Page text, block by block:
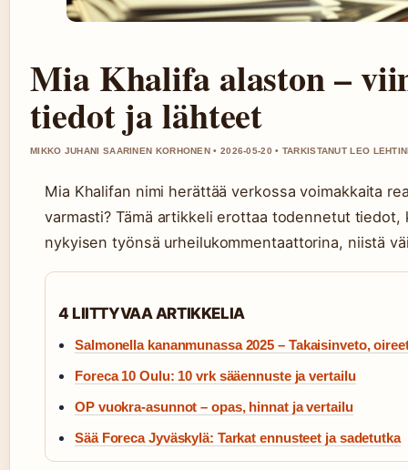
Mia Khalifa alaston –
tiedot ja lähteet
MIKKO JUHANI SAARINEN KORHONEN • 2026-05-20 • TARKISTANUT LEO
Mia Khalifan nimi herättää verkossa voimakkaita
varmasti? Tämä artikkeli erottaa todennetut
nykyisen työnsä urheilukommentaattorina, niistä
4 LIITTYVAA ARTIKKELIA
Salmonella kananmunassa 2025 – Takaisinveto,
Foreca 10 Oulu: 10 vrk sääennuste ja vertailu
OP vuokra-asunnot – opas, hinnat ja vertailu
Sää Foreca Jyväskylä: Tarkat ennusteet ja sadetutka